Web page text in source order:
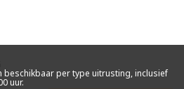
per type uitrusting, inclusief
uur.